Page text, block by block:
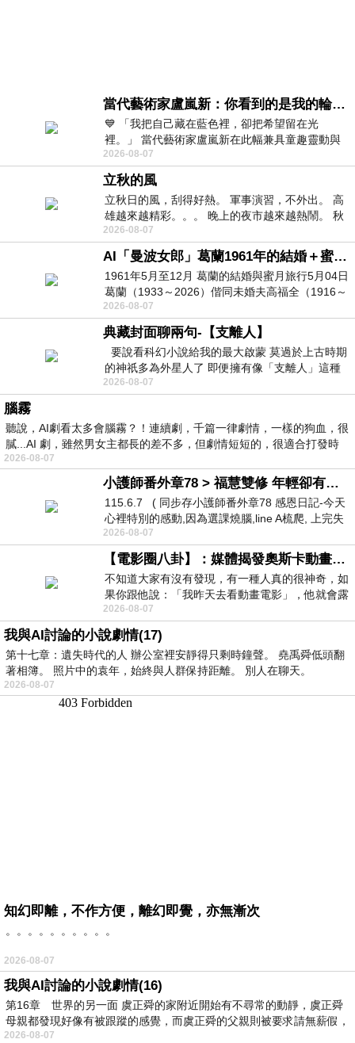
當代藝術家盧嵐新：你看到的是我的輪廓，還是你的故事？——藏在藍色裡的希望與光
💙 「我把自己藏在藍色裡，卻把希望留在光
裡。」 當代藝術家盧嵐新在此幅兼具童趣靈動與
抽象韻味的新作中，用湛藍的羽翼般色塊包覆著
2026-08-07
立秋的風
立秋日的風，刮得好熱。 軍事演習，不外出。 高
雄越來越精彩。。。 晚上的夜市越來越熱鬧。 秋
天的風刮得很熱 夜遊消暑熱。。。
2026-08-07
AI「曼波女郎」葛蘭1961年的結婚＋蜜月旅行 #戀上老電影 #葛蘭 #粟子
1961年5月至12月 葛蘭的結婚與蜜月旅行5月04日
葛蘭（1933～2026）偕同未婚夫高福全（1916～
2004）乘郵輪赴倫敦6月15日於英國倫敦St.S
2026-08-07
典藏封面聊兩句-【支離人】
要說看科幻小說給我的最大啟蒙 莫過於上古時期
的神祇多為外星人了 即便擁有像「支離人」這種
驚世駭俗的神通法門 也未必讀
2026-08-07
腦霧
聽說，AI劇看太多會腦霧？！連續劇，千篇一律劇情，一樣的狗血，很
膩...AI 劇，雖然男女主都長的差不多，但劇情短短的，很適合打發時
2026-08-07
小護師番外章78 > 福慧雙修 年輕卻有個老靈魂 ㄑ金剛經〉podcast
115.6.7 ( 同步存小護師番外章78 感恩日記-今天
心裡特別的感動,因為選課燒腦,line A梳爬, 上完失
智課的她,特來傾
2026-08-07
【電影圈八卦】：媒體揭發奧斯卡動畫項目投票醜聞！好萊塢為什麼看不起動畫電影？
不知道大家有沒有發現，有一種人真的很神奇，如
果你跟他說：「我昨天去看動畫電影」，他就會露
出一種慈祥的微笑，然後問你是不是陪小
2026-08-07
我與AI討論的小說劇情(17)
第十七章：遺失時代的人 辦公室裡安靜得只剩時鐘聲。 堯禹舜低頭翻
著相簿。 照片中的袁年，始終與人群保持距離。 別人在聊天。
2026-08-07
知幻即離，不作方便，離幻即覺，亦無漸次
。。。。。。。。。。
2026-08-07
我與AI討論的小說劇情(16)
第16章 世界的另一面 虞正舜的家附近開始有不尋常的動靜，虞正舜
母親都發現好像有被跟蹤的感覺，而虞正舜的父親則被要求請無薪假，
2026-08-07